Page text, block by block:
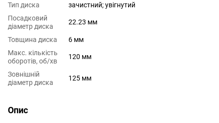
Тип диска
зачистний; увігнутий
Посадковий
діаметр диска
22.23 мм
Товщина диска
6 мм
Макс. кількість
оборотів, об/хв
120 мм
Зовнішній
діаметр диска
125 мм
Опис